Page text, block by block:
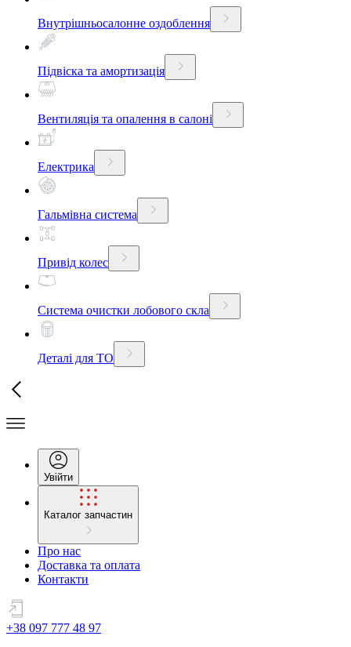
Внутрішньосалонне оздоблення
Підвіска та амортизація
Вентиляція та опалення в салоні
Електрика
Гальмівна система
Привід колес
Система очистки лобового скла
Деталі для ТО
Увійти
Каталог запчастин
Про нас
Доставка та оплата
Контакти
+38 097 777 48 97